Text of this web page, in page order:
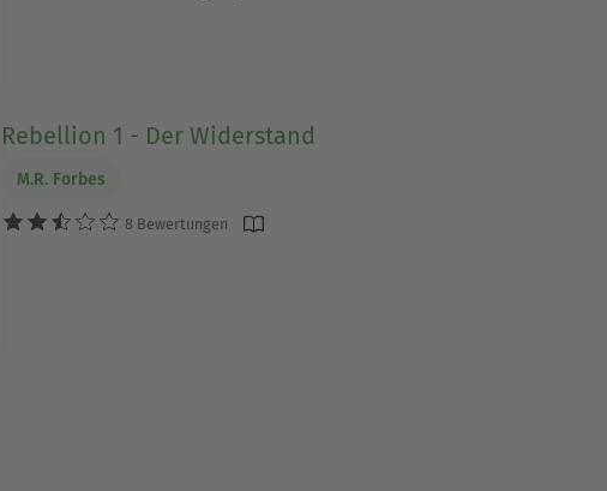
Rebellion 1 - Der Widerstand
M.R. Forbes
8 Bewertungen